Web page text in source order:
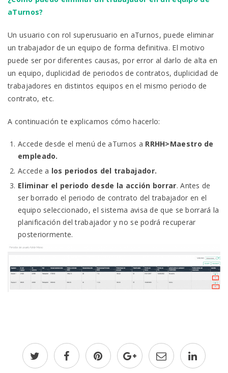
aTurnos?
Un usuario con rol superusuario en aTurnos, puede eliminar
un trabajador de un equipo de forma definitiva. El motivo
puede ser por diferentes causas, por error al darlo de alta en
un equipo, duplicidad de periodos de contratos, duplicidad de
trabajadores en distintos equipos en el mismo periodo de
contrato, etc.
A continuación te explicamos cómo hacerlo:
Accede desde el menú de aTurnos a RRHH>Maestro de
empleado.
Accede a los periodos del trabajador.
Eliminar el periodo desde la acción borrar. Antes de
ser borrado el periodo de contrato del trabajador en el
equipo seleccionado, el sistema avisa de que se borrará la
planificación del trabajador y no se podrá recuperar
posteriormente.